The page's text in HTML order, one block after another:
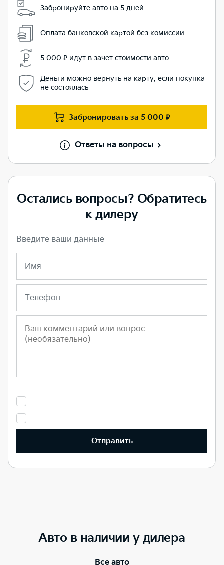
Забронируйте авто на 5 дней
Оплата банковской картой без комиссии
5 000 ₽ идут в зачет стоимости авто
Деньги можно вернуть на карту, если покупка
не состоялась
Забронировать за 5 000 ₽
Ответы на вопросы
Остались вопросы? Обратитесь
к дилеру
Введите ваши данные
Имя
Телефон
Отправить
Авто в наличии у дилера
Все авто